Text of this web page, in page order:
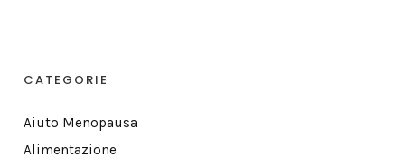
CATEGORIE
Aiuto Menopausa
Alimentazione